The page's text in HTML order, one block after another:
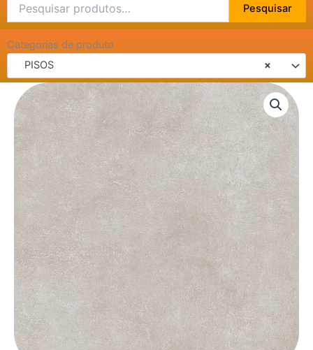
por:
Pesquisar
Categorias de produto
×
PISOS
PISO
EXTRA
GRAFFIATO
CZ
MATE
RT
60X60
quantidade